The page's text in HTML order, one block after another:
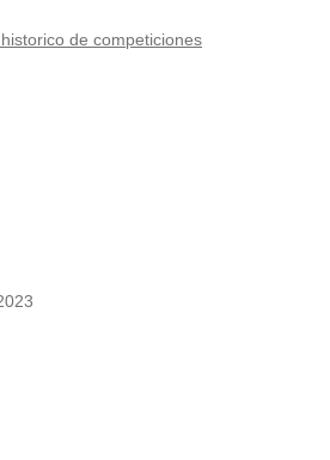
de competiciones